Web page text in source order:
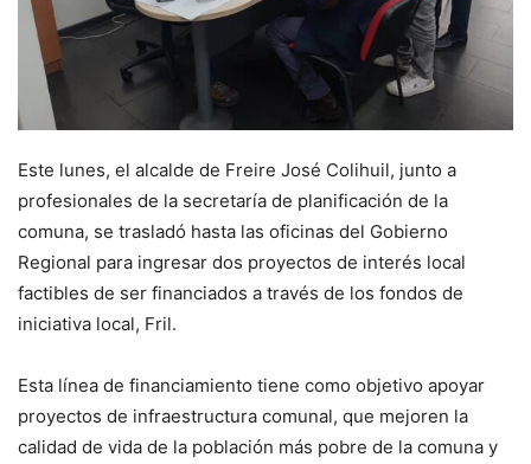
Este lunes, el alcalde de Freire José Colihuil, junto a
profesionales de la secretaría de planificación de la
comuna, se trasladó hasta las oficinas del Gobierno
Regional para ingresar dos proyectos de interés local
factibles de ser financiados a través de los fondos de
iniciativa local, Fril.
Esta línea de financiamiento tiene como objetivo apoyar
proyectos de infraestructura comunal, que mejoren la
calidad de vida de la población más pobre de la comuna y